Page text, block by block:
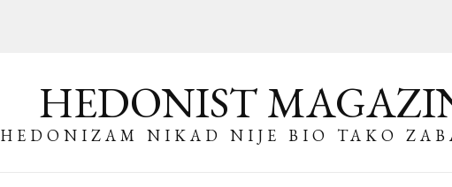
HEDONIST
HEDONIZAM NIKAD NIJE BIO TAKO